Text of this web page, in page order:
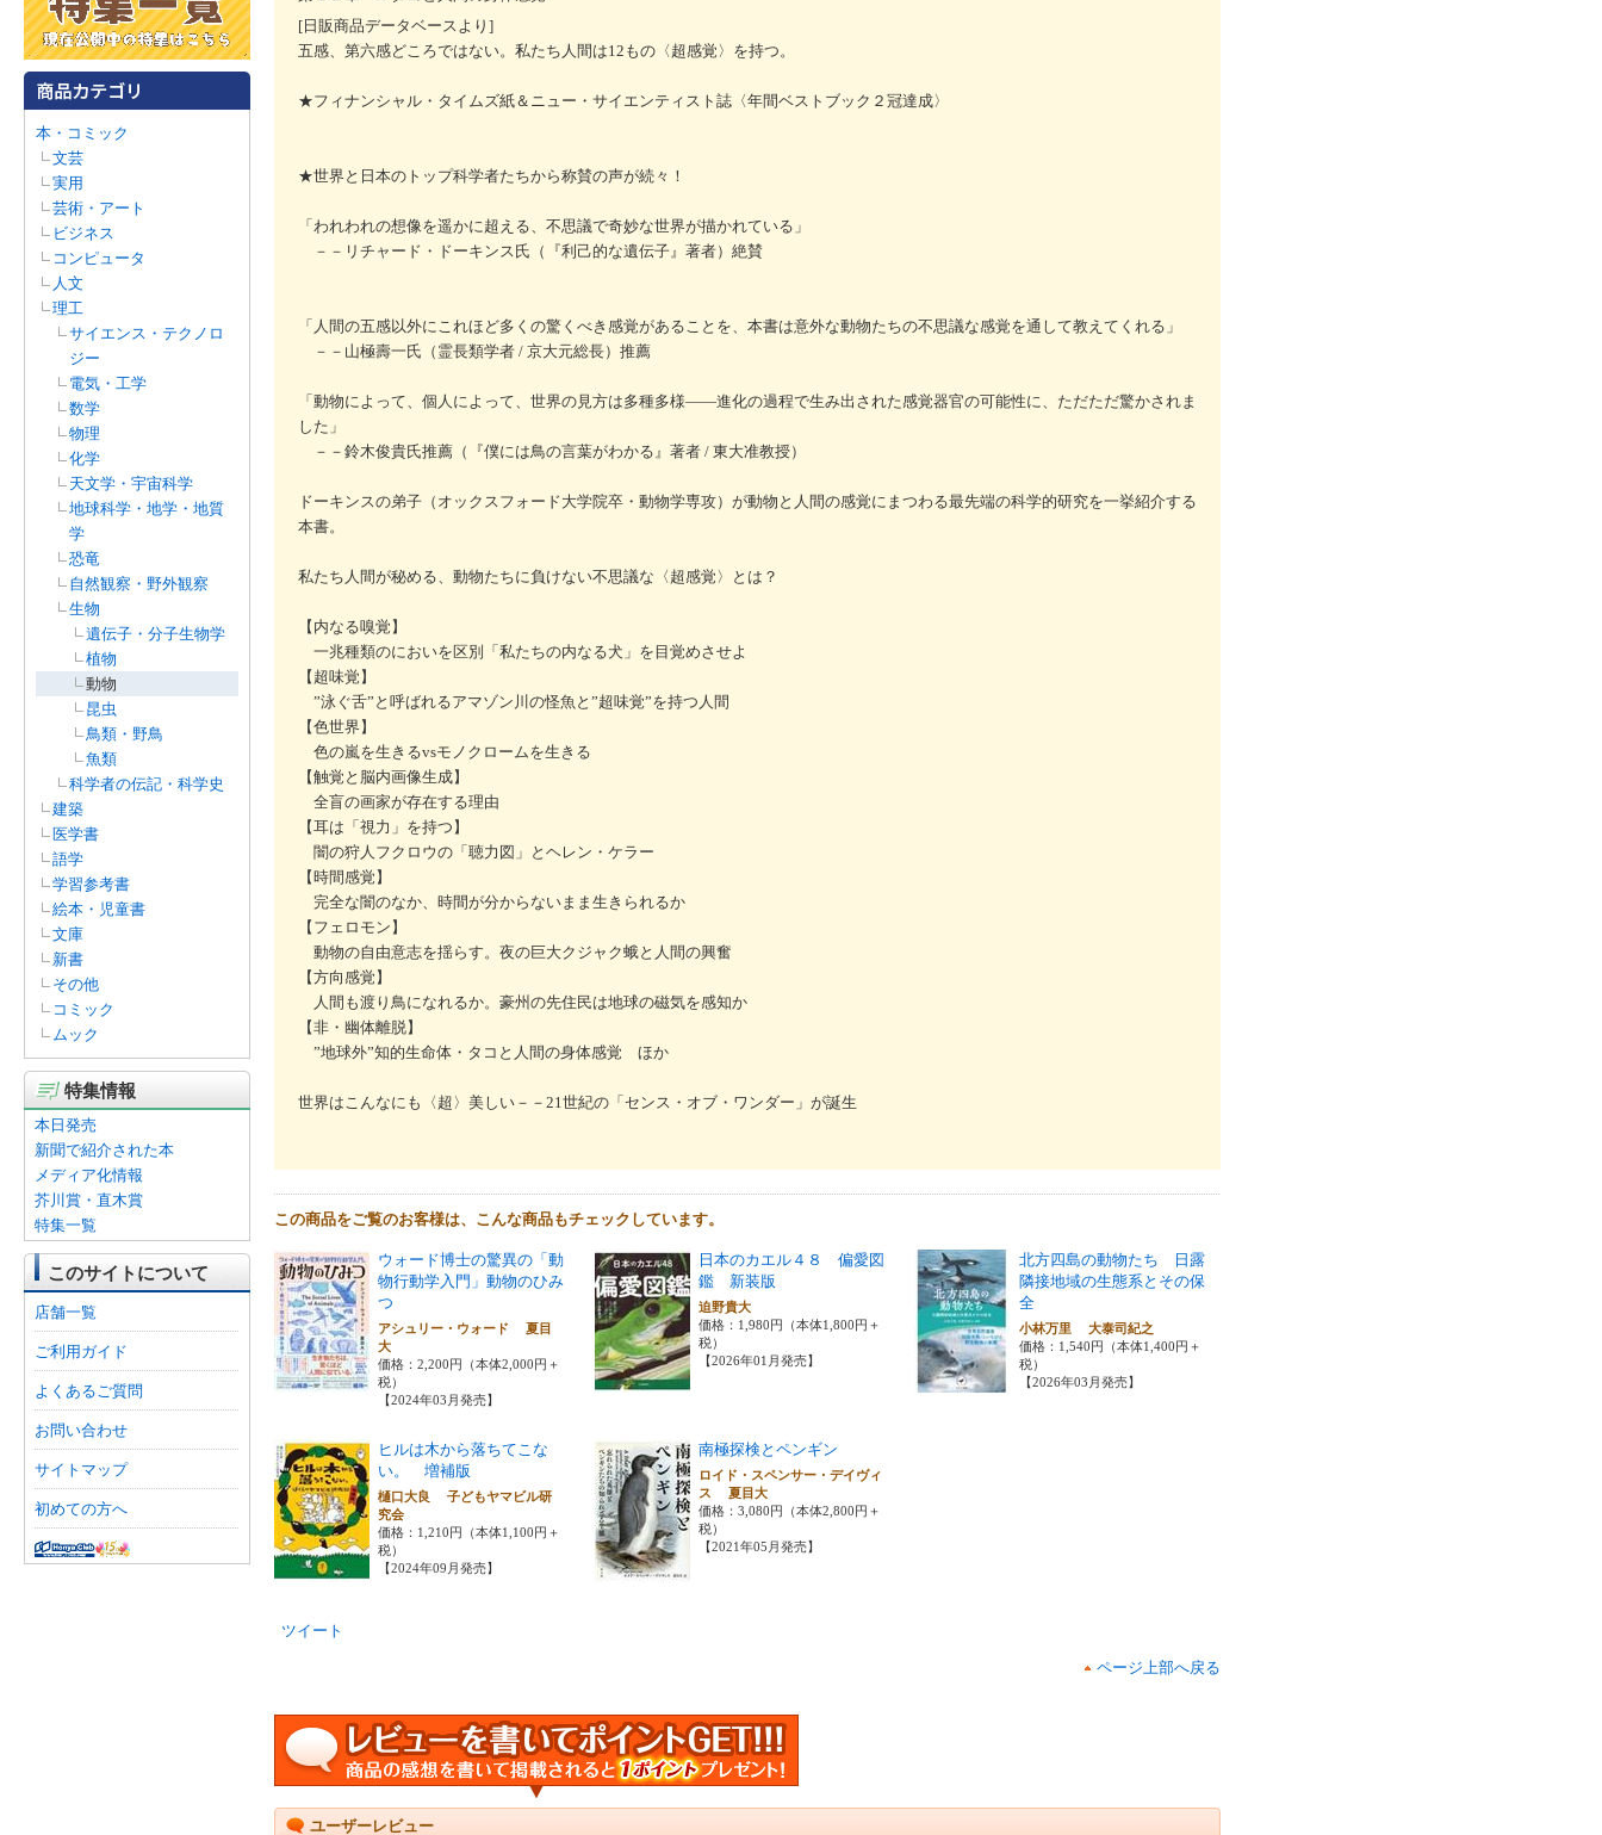
本・コミック
文芸
実用
芸術・アート
ビジネス
コンピュータ
人文
理工
サイエンス・テクノロ
ジー
電気・工学
数学
物理
化学
天文学・宇宙科学
地球科学・地学・地質
学
恐竜
自然観察・野外観察
生物
遺伝子・分子生物学
植物
動物
昆虫
鳥類・野鳥
魚類
科学者の伝記・科学史
建築
医学書
語学
学習参考書
絵本・児童書
文庫
新書
その他
コミック
ムック
特集情報
本日発売
新聞で紹介された本
メディア化情報
芥川賞・直木賞
特集一覧
このサイトについて
店舗一覧
ご利用ガイド
よくあるご質問
お問い合わせ
サイトマップ
初めての方へ
[日販商品データベースより]
五感、第六感どころではない。私たち人間は12もの〈超感覚〉を持つ。
★フィナンシャル・タイムズ紙＆ニュー・サイエンティスト誌〈年間ベストブック２冠達成〉
★世界と日本のトップ科学者たちから称賛の声が続々！
「われわれの想像を遥かに超える、不思議で奇妙な世界が描かれている」
－－リチャード・ドーキンス氏（『利己的な遺伝子』著者）絶賛
「人間の五感以外にこれほど多くの驚くべき感覚があることを、本書は意外な動物たちの不思議な感覚を通して教えてくれる」
－－山極壽一氏（霊長類学者 / 京大元総長）推薦
「動物によって、個人によって、世界の見方は多種多様――進化の過程で生み出された感覚器官の可能性に、ただただ驚かされま
した」
－－鈴木俊貴氏推薦（『僕には鳥の言葉がわかる』著者 / 東大准教授）
ドーキンスの弟子（オックスフォード大学院卒・動物学専攻）が動物と人間の感覚にまつわる最先端の科学的研究を一挙紹介する
本書。
私たち人間が秘める、動物たちに負けない不思議な〈超感覚〉とは？
【内なる嗅覚】
一兆種類のにおいを区別「私たちの内なる犬」を目覚めさせよ
【超味覚】
”泳ぐ舌”と呼ばれるアマゾン川の怪魚と”超味覚”を持つ人間
【色世界】
色の嵐を生きるvsモノクロームを生きる
【触覚と脳内画像生成】
全盲の画家が存在する理由
【耳は「視力」を持つ】
闇の狩人フクロウの「聴力図」とヘレン・ケラー
【時間感覚】
完全な闇のなか、時間が分からないまま生きられるか
【フェロモン】
動物の自由意志を揺らす。夜の巨大クジャク蛾と人間の興奮
【方向感覚】
人間も渡り鳥になれるか。豪州の先住民は地球の磁気を感知か
【非・幽体離脱】
”地球外”知的生命体・タコと人間の身体感覚 ほか
世界はこんなにも〈超〉美しい－－21世紀の「センス・オブ・ワンダー」が誕生
この商品をご覧のお客様は、こんな商品もチェックしています。
ウォード博士の驚異の「動
物行動学入門」動物のひみ
つ
アシュリー・ウォード 夏目
大
価格：2,200円（本体2,000円＋
税）
【2024年03月発売】
日本のカエル４８ 偏愛図
鑑 新装版
迫野貴大
価格：1,980円（本体1,800円＋
税）
【2026年01月発売】
北方四島の動物たち 日露
隣接地域の生態系とその保
全
小林万里 大泰司紀之
価格：1,540円（本体1,400円＋
税）
【2026年03月発売】
ヒルは木から落ちてこな
い。 増補版
樋口大良 子どもヤマビル研
究会
価格：1,210円（本体1,100円＋
税）
【2024年09月発売】
南極探検とペンギン
ロイド・スペンサー・デイヴィ
ス 夏目大
価格：3,080円（本体2,800円＋
税）
【2021年05月発売】
ツイート
ページ上部へ戻る
ユーザーレビュー